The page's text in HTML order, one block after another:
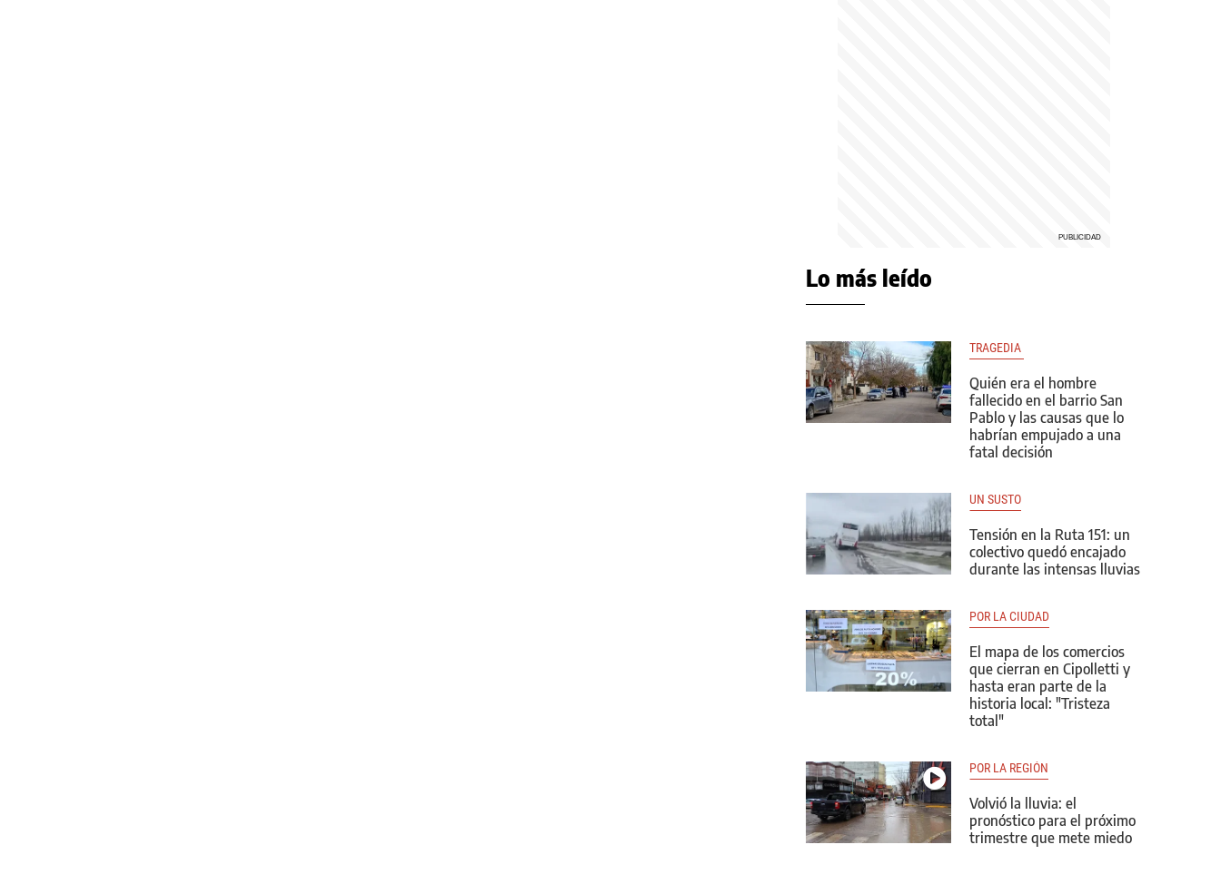
Lo más leído
TRAGEDIA
Quién era el hombre
fallecido en el barrio San
Pablo y las causas que lo
habrían empujado a una
fatal decisión
UN SUSTO
Tensión en la Ruta 151: un
colectivo quedó encajado
durante las intensas lluvias
POR LA CIUDAD
El mapa de los comercios
que cierran en Cipolletti y
hasta eran parte de la
historia local: "Tristeza
total"
POR LA REGIÓN
Volvió la lluvia: el
pronóstico para el próximo
trimestre que mete miedo